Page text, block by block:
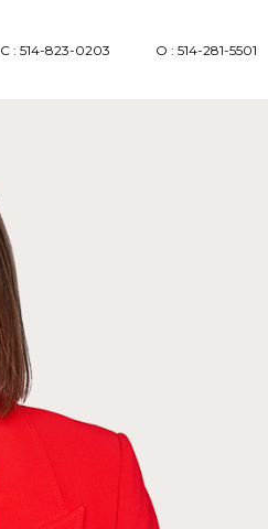
C : 514-823-0203 O : 514-281-5501